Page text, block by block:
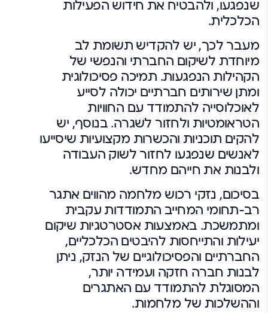
שנפגעו, ולהבטיח את חידוש הפעילות
הכלכלית.
מעבר לכך, יש להקדיש תשומת לב
מיוחדת לשיקום החברתי והנפשי של
הקהילות הנפגעות. תמיכה פסיכולוגית
ומתן שירותים חברתיים יכולה לסייע
לאוכלוסייה להתמודד עם החוויות
הטראומטיות ולחזור לשגרה. בנוסף, יש
להקים תוכניות והכשרות מקצועיות שיסייעו
לאנשים שנפגעו לחזור לשוק העבודה
ולבנות את חייהם מחדש.
בסיכום, נזקי רכוש מלחמה מהווים אתגר
רב-תחומי המחייב התמודדות עקבית
ומתמשכת. באמצעות אסטרטגיות שיקום
יעילות והתייחסות להיבטים הכלכליים,
החברתיים והפסיכולוגיים של הנזק, ניתן
לבנות חברה חזקה ועמידה יותר,
המסוגלת להתמודד עם האתגרים
וההשלכות של מלחמות.